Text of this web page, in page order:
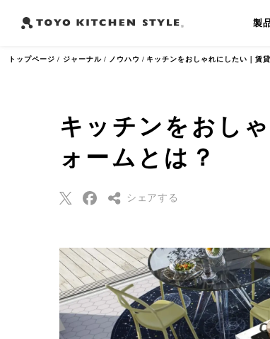
よく検索されるワード
オープンキッチン アイランドキッチン
製
トップページ ジャーナル ノウハウ キッチンをおしゃれにしたい｜賃
キッチンをおし
ォームとは？
シェアする
Pinterest
はてなブックマー
ク
Eメールで送信